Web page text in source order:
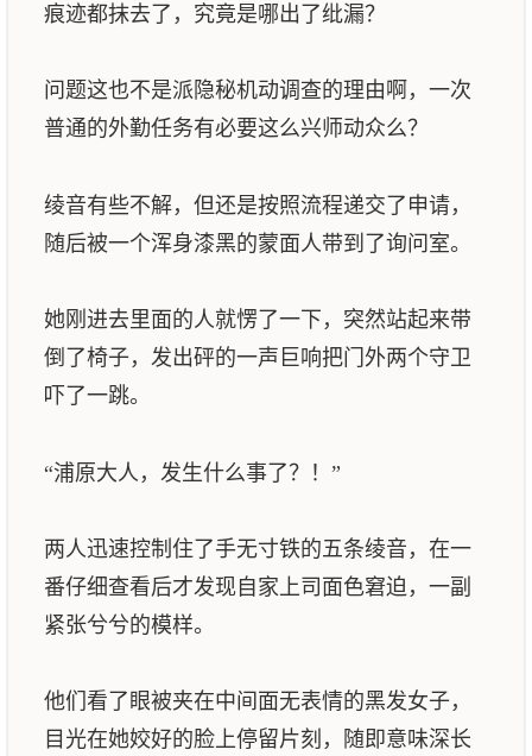
痕迹都抹去了，究竟是哪出了纰漏？
问题这也不是派隐秘机动调查的理由啊，一次
普通的外勤任务有必要这么兴师动众么？
绫音有些不解，但还是按照流程递交了申请，
随后被一个浑身漆黑的蒙面人带到了询问室。
她刚进去里面的人就愣了一下，突然站起来带
倒了椅子，发出砰的一声巨响把门外两个守卫
吓了一跳。
“浦原大人，发生什么事了？！”
两人迅速控制住了手无寸铁的五条绫音，在一
番仔细查看后才发现自家上司面色窘迫，一副
紧张兮兮的模样。
他们看了眼被夹在中间面无表情的黑发女子，
目光在她姣好的脸上停留片刻，随即意味深长